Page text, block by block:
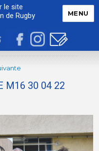
le site
de Rugby
MENU
M16 30 04 22